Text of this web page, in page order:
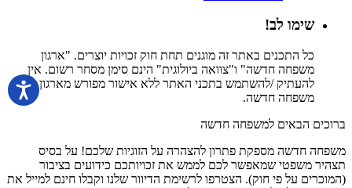
שימו לב!
כל התכנים באתר זה מוגנים תחת חוק זכויות יוצרים. "ארגון
משפחה חדשה" ו"צוואה ביולוגית" הינם סימן מסחר רשום. אין
להעתיק /להשתמש בתכני האתר ללא אישור מפורש מארגון
משפחה חדשה.
ברוכים הבאים למשפחה חדשה
משפחה חדשה מספקת פתרון להצהרה על הזוגיות שלכם! על בסיס
תצהיר משפטי שמאפשר לכם לממש את זכויותכם כידועים בציבור
(המוכרים על פי חוק). הצטרפו לרשימת הדיוור שלנו וקבלו חינם למייל את